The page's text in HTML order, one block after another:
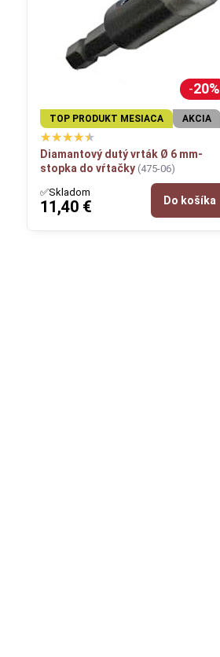
20%
TOP PRODUKT MESIACA AKCIA
Diamantový dutý vrták Ø 6 mm-
stopka do vŕtačky (475-06)
✅Skladom
11,40 € Do košíka